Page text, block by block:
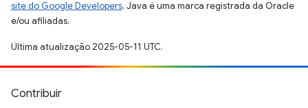
site do Google Developers. Java é uma marca registrada da Oracle
e/ou afiliadas.
Última atualização 2025-05-11 UTC.
Contribuir